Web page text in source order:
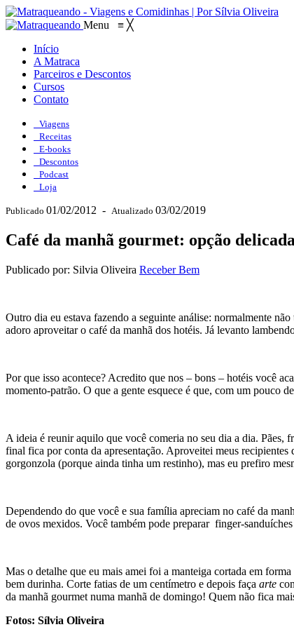
Menu ≡ ╳
Início
A Matraca
Parceiros e Descontos
Cursos
Contato
Viagens
Receitas
E-books
Descontos
Podcast
Loja
Publicado 01/02/2012 - Atualizado 03/02/2019
Café da manhã gourmet: opção
Publicado por: Silvia Oliveira Receber Bem
Outro dia eu estava fazendo a seguinte análise: normalmente
adoro aproveitar o café da manhã dos hotéis. Já levanto
Por que isso acontece? Acredito que nos – bons – hotéis você
momento-patrão. O que a gente esquece é que, com um pouco
A ideia é reunir aquilo que você comeria no seu dia a dia. Pães,
final fica por conta da apresentação. Aproveitei meus
gorgonzola (porque ainda tinha um restinho), mas eu prefiro
Dependendo do que você e sua família apreciam no café da
de ovos mexidos. Você também pode preparar finger-
Mas o detalhe que eu mais amei foi a manteiga cortada em
bem durinha. Corte fatias de um centímetro e depois faça arte
da manhã gourmet numa manhã de domingo! Quem não fica
Fotos: Sílvia Oliveira